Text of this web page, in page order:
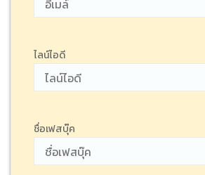
ไลน์ไอดี
ชื่อเฟสบุ๊ค